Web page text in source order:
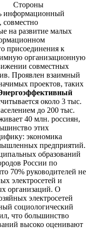
Стороны
информационный
совместно
на развитие малых
присоединения к
организационную
совместных
Проявлен взаимный
проектов, таких
около 3 тыс.
до 200 тыс.
40 млн. россиян,
этих
экономика
предприятий.
образований
России по
70% руководителей не
электросетей и
организаций. О
электросетей
социологический
что большинство
высоко оценивают